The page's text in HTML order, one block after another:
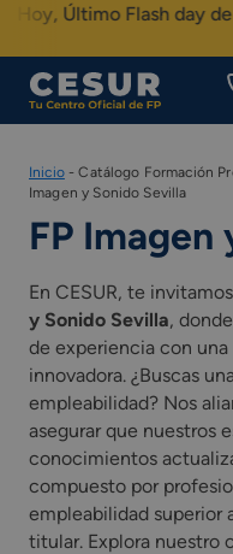
Skip
content
Último Flash day de
Inicio-Catálogo Formación
Imagen y Sonido Sevilla
FP Imagen
En CESUR, te
y Sonido Sevilla,
de experiencia con
innovadora. ¿Buscas
empleabilidad? Nos
asegurar que nuestros
conocimientos
compuesto por
empleabilidad superior
titular. Explora nuestro